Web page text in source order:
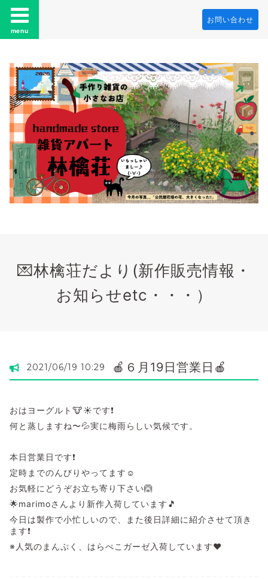
menu
お問い合わせ
💌林檎荘だより(新作販売情報・
お知らせetc・・・）
2021/06/19 10:29 🍎６月19日営業日🍎
おはヨーグルト🐮☀️です❗
何と蒸しますね〜💦実に梅雨らしい気候です。
本日営業日です❗
定時までのんびりやってます☺️
お気軽にどうぞお立ち寄り下さい🙆
🌟marimoさんより新作入荷しています🎵
今日は製作で小忙しいので、また後日詳細に紹介させて頂き
ます❗
※人気のまんぷく、はらぺこガーゼ入荷しています❤️